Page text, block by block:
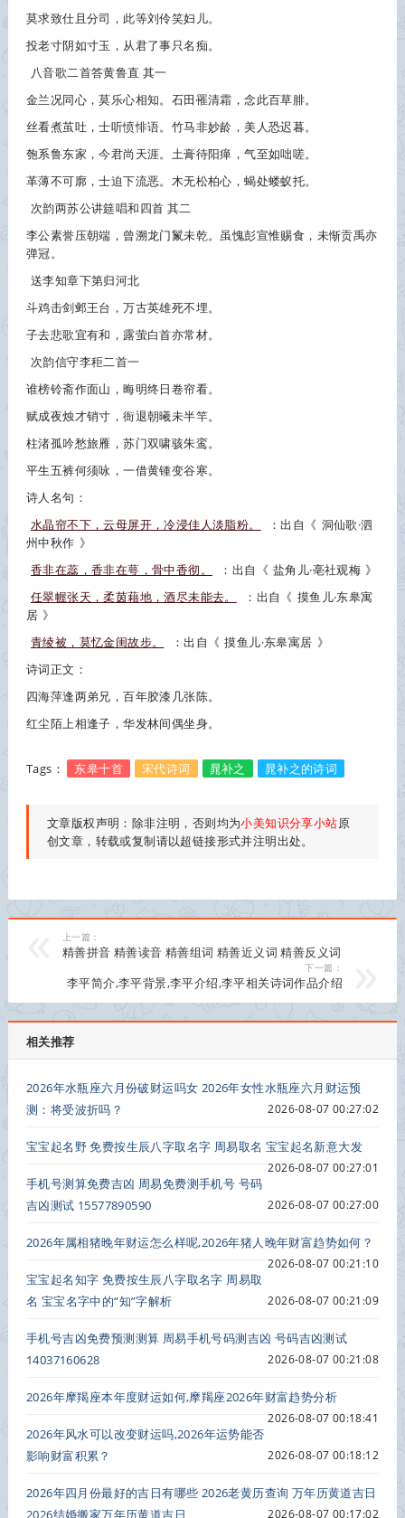
莫求致仕且分司，此等刘伶笑妇儿。
投老寸阴如寸玉，从君了事只名痴。
八音歌二首答黄鲁直 其一
金兰况同心，莫乐心相知。石田罹清霜，念此百草腓。
丝看煮茧吐，士听愤悱语。竹马非妙龄，美人恐迟暮。
匏系鲁东家，今君尚天涯。土膏待阳瘅，气至如咄嗟。
革薄不可廓，士迫下流恶。木无松柏心，蝎处蝼蚁托。
次韵两苏公讲筵唱和四首 其二
李公素誉压朝端，曾溯龙门鬣未乾。虽愧彭宣惟赐食，未惭贡禹亦
弹冠。
送李知章下第归河北
斗鸡击剑邺王台，万古英雄死不埋。
子去悲歌宜有和，露萤白首亦常材。
次韵信守李秬二首一
谁榜铃斋作面山，晦明终日卷帘看。
赋成夜烛才销寸，衙退朝曦未半竿。
柱渚孤吟愁旅雁，苏门双啸骇朱鸾。
平生五裤何须咏，一借黄锺变谷寒。
诗人名句：
水晶帘不下，云母屏开，冷浸佳人淡脂粉。
：出自《 洞仙歌·泗
州中秋作 》
香非在蕊，香非在萼，骨中香彻。
：出自《 盐角儿·亳社观梅 》
任翠幄张天，柔茵藉地，酒尽未能去。
：出自《 摸鱼儿·东皋寓
居 》
青绫被，莫忆金闺故步。
：出自《 摸鱼儿·东皋寓居 》
诗词正文：
四海萍逢两弟兄，百年胶漆几张陈。
红尘陌上相逢子，华发林间偶坐身。
Tags： 东皋十首 宋代诗词 晁补之 晁补之的诗词
文章版权声明：除非注明，否则均为小美知识分享小站原
创文章，转载或复制请以超链接形式并注明出处。
上一篇：
精善拼音 精善读音 精善组词 精善近义词 精善反义词
下一篇：
李平简介,李平背景,李平介绍,李平相关诗词作品介绍
相关推荐
2026年水瓶座六月份破财运吗女 2026年女性水瓶座六月财运预
测：将受波折吗？
2026-08-07 00:27:02
宝宝起名野 免费按生辰八字取名字 周易取名 宝宝起名新意大发
2026-08-07 00:27:01
手机号测算免费吉凶 周易免费测手机号 号码
吉凶测试 15577890590
2026-08-07 00:27:00
2026年属相猪晚年财运怎么样呢,2026年猪人晚年财富趋势如何？
2026-08-07 00:21:10
宝宝起名知字 免费按生辰八字取名字 周易取
名 宝宝名字中的“知”字解析
2026-08-07 00:21:09
手机号吉凶免费预测测算 周易手机号码测吉凶 号码吉凶测试
14037160628
2026-08-07 00:21:08
2026年摩羯座本年度财运如何,摩羯座2026年财富趋势分析
2026-08-07 00:18:41
2026年风水可以改变财运吗,2026年运势能否
影响财富积累？
2026-08-07 00:18:12
2026年四月份最好的吉日有哪些 2026老黄历查询 万年历黄道吉日
2026结婚搬家万年历黄道吉日
2026-08-07 00:17:02